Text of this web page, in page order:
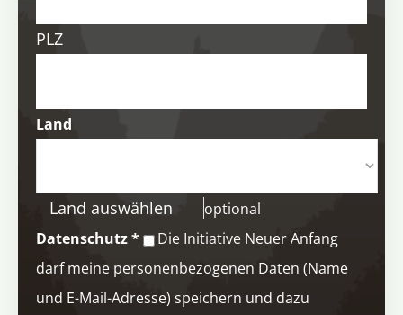
PLZ
Land
Land auswählen
optional
Datenschutz*
Die Initiative Neuer Anfang
darf meine personenbezogenen Daten (Name
und E-Mail-Adresse) speichern und dazu